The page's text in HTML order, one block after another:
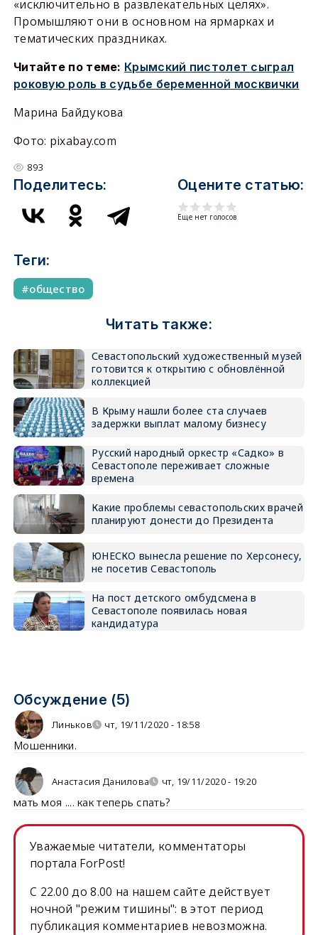
«исключительно в развлекательных целях».
Промышляют они в основном на ярмарках и
тематических праздниках.
Читайте по теме: Крымский пистолет сыграл
роковую роль в судьбе беременной москвички
Марина Байдукова
Фото: pixabay.com
893
Поделитесь: Оцените статью:
Еще нет голосов
Теги:
общество
Читать также:
Севастопольский художественный музей
готовится к открытию с обновлённой
коллекцией
В Крыму нашли более ста случаев
задержки выплат малому бизнесу
Русский народный оркестр «Садко» в
Севастополе переживает сложные
времена
Какие проблемы севастопольских врачей
планируют донести до Президента
ЮНЕСКО вынесла решение по Херсонесу,
не посетив Севастополь
На пост детского омбудсмена в
Севастополе появилась новая
кандидатура
Обсуждение (5)
Линьков чт, 19/11/2020 - 18:58
Мошенники.
Анастасия Данилова чт, 19/11/2020 - 19:20
мать моя .... как теперь спать?
Уважаемые читатели, комментаторы
портала ForPost!
C 22.00 до 8.00 на нашем сайте действует
ночной "режим тишины": в этот период
публикация комментариев невозможна.